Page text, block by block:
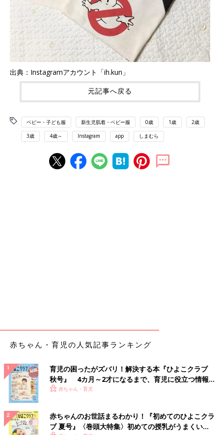
出典：Instagramアカウント「ih.kun」
元記事へ戻る
ベビー・子ども服 新生児肌着・ベビー服 0歳 1歳 2歳
3歳 4歳～ Instagram app しまむら
赤ちゃん・育児の人気記事ランキング
育児の困ったがズバリ！解決する本『ひよこクラブ
秋号』 4カ月～2才になるまで、育児に役立つ情報が
いっぱい！
赤ちゃん・育児
赤ちゃんのお世話まるわかり！『初めてのひよこクラ
ブ 夏号』〈巻頭大特集〉初めての授乳がうまくい